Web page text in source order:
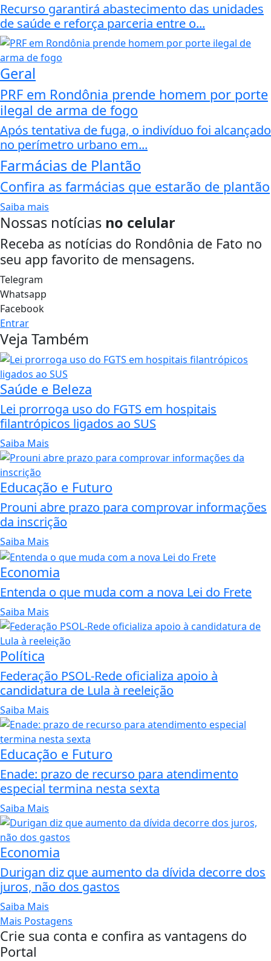
Recurso garantirá abastecimento das unidades
de saúde e reforça parceria entre o...
Geral
PRF em Rondônia prende homem por porte
ilegal de arma de fogo
Após tentativa de fuga, o indivíduo foi alcançado
no perímetro urbano em...
Farmácias de Plantão
Confira as farmácias que estarão de plantão
Saiba mais
Nossas notícias no celular
Receba as notícias do Rondônia de Fato no
seu app favorito de mensagens.
Telegram
Whatsapp
Facebook
Entrar
Veja Também
Saúde e Beleza
Lei prorroga uso do FGTS em hospitais
filantrópicos ligados ao SUS
Saiba Mais
Educação e Futuro
Prouni abre prazo para comprovar informações
da inscrição
Saiba Mais
Economia
Entenda o que muda com a nova Lei do Frete
Saiba Mais
Política
Federação PSOL-Rede oficializa apoio à
candidatura de Lula à reeleição
Saiba Mais
Educação e Futuro
Enade: prazo de recurso para atendimento
especial termina nesta sexta
Saiba Mais
Economia
Durigan diz que aumento da dívida decorre dos
juros, não dos gastos
Saiba Mais
Mais Postagens
Crie sua conta e confira as vantagens do
Portal